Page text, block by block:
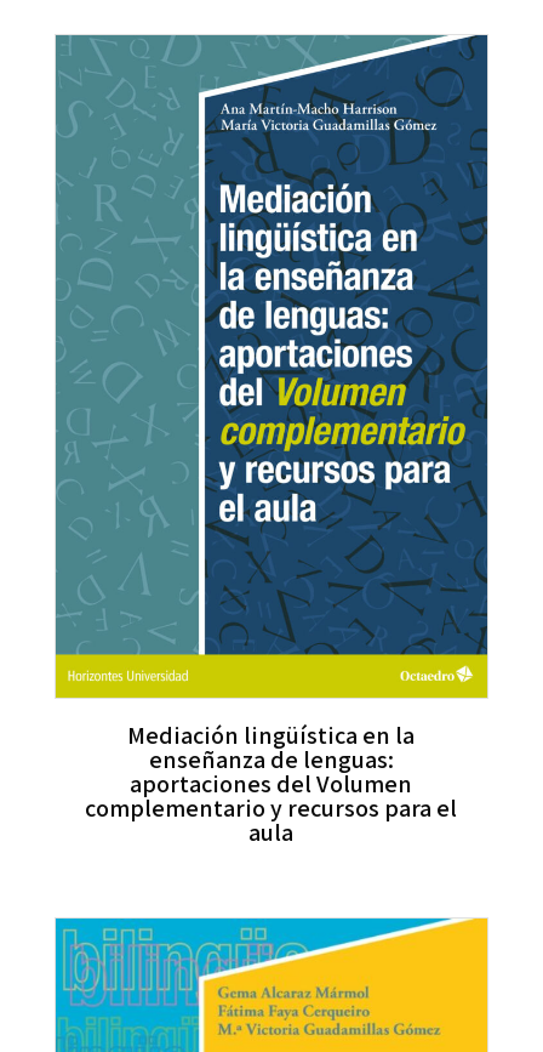
Mediación lingüística en la
enseñanza de lenguas:
aportaciones del Volumen
complementario y recursos para el
aula